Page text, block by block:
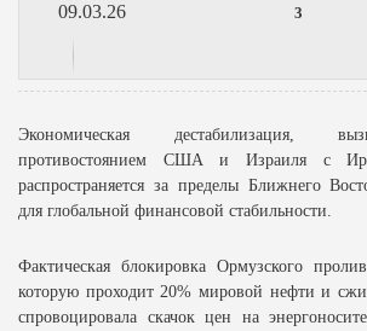
09.03.26 3
Экономическая дестабилизация,
противостоянием США и Израиля с
распространяется за пределы Ближнего
для глобальной финансовой стабильности.
Фактическая блокировка Ормузского
которую проходит 20% мировой нефти и
спровоцировала скачок цен на